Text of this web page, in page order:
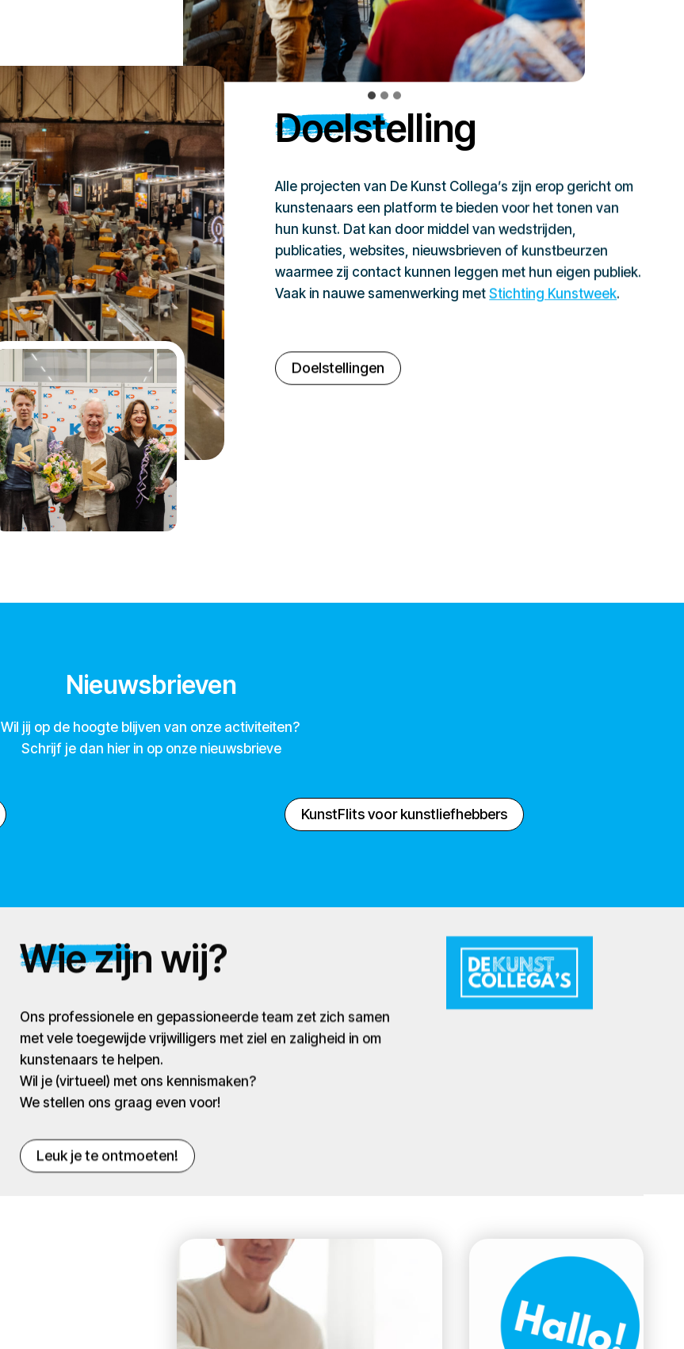
Doelstelling
Alle projecten van De Kunst Collega’s zijn erop gericht om
kunstenaars een platform te bieden voor het tonen van
hun kunst. Dat kan door middel van wedstrijden,
publicaties, websites, nieuwsbrieven of kunstbeurzen
waarmee zij contact kunnen leggen met hun eigen publiek.
Vaak in nauwe samenwerking metStichting Kunstweek.
Doelstellingen
Nieuwsbrieven
Wil jij op de hoogte blijven van onze activiteiten?
Schrijf je dan hier in op onze nieuwsbrieve
KunstFlits voor kunstliefhebbers
Wie zijn wij?
Ons professionele en gepassioneerde team zet zich samen
met vele toegewijde vrijwilligers met ziel en zaligheid in om
kunstenaars te helpen.
Wil je (virtueel) met ons kennismaken?
We stellen ons graag even voor!
Leuk je te ontmoeten!